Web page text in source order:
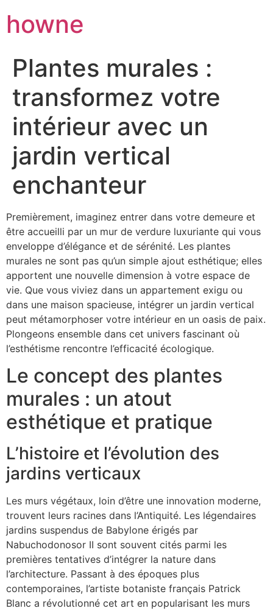
howne
Plantes murales :
transformez votre
intérieur avec un
jardin vertical
enchanteur
Premièrement, imaginez entrer dans votre demeure et
être accueilli par un mur de verdure luxuriante qui vous
enveloppe d’élégance et de sérénité. Les plantes
murales ne sont pas qu’un simple ajout esthétique; elles
apportent une nouvelle dimension à votre espace de
vie. Que vous viviez dans un appartement exigu ou
dans une maison spacieuse, intégrer un jardin vertical
peut métamorphoser votre intérieur en un oasis de paix.
Plongeons ensemble dans cet univers fascinant où
l’esthétisme rencontre l’efficacité écologique.
Le concept des plantes
murales : un atout
esthétique et pratique
L’histoire et l’évolution des
jardins verticaux
Les murs végétaux, loin d’être une innovation moderne,
trouvent leurs racines dans l’Antiquité. Les légendaires
jardins suspendus de Babylone érigés par
Nabuchodonosor II sont souvent cités parmi les
premières tentatives d’intégrer la nature dans
l’architecture. Passant à des époques plus
contemporaines, l’artiste botaniste français Patrick
Blanc a révolutionné cet art en popularisant les murs